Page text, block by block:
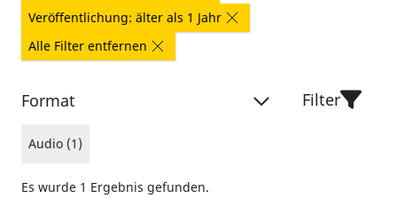
Veröffentlichung: älter als 1 Jahr
Alle Filter entfernen
Format
Audio (1)
Filter
Es wurde 1 Ergebnis gefunden.